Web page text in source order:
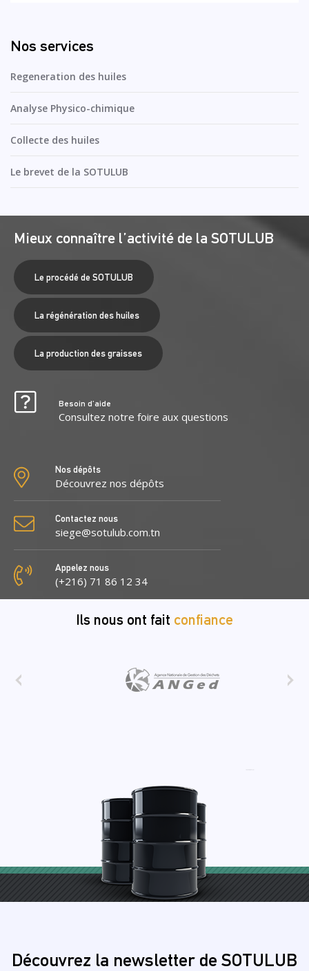
Nos services
Regeneration des huiles
Analyse Physico-chimique
Collecte des huiles
Le brevet de la SOTULUB
Mieux connaître l’activité de la SOTULUB
Le procédé de SOTULUB
La régénération des huiles
La production des graisses
Besoin d’aide
Consultez notre foire aux questions
Nos dépôts
Découvrez nos dépôts
Contactez nous
siege@sotulub.com.tn
Appelez nous
(+216) 71 86 12 34
Ils nous ont fait confiance
‹ ›
Découvrez la newsletter de SOTULUB